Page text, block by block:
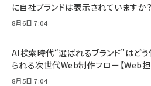
￥1,980
Amazonランキン
ケーブル Anker絡ま
ド付き USB PD対応
17 / 16 / 15 /
Pro/Air 各種対応
￥1,890
サッポロ 生ビール
ル ケース買い【6/30
￥4,857
に自社ブランドは表示されていますか
8月6日 7:04
AI検索時代“選ばれるブランド”はど
られる次世代Web制作フロー【Web
8月5日 7:04